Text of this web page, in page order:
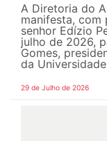
A Diretoria do
manifesta, com
senhor Edízio
julho de 2026,
Gomes,
da
29 de Julho de 2026